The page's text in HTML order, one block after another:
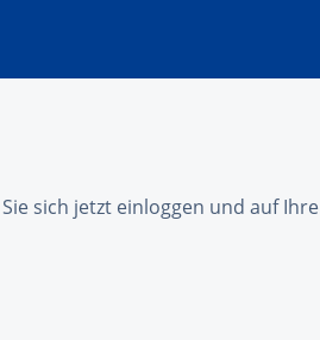
sich jetzt einloggen und auf Ihre